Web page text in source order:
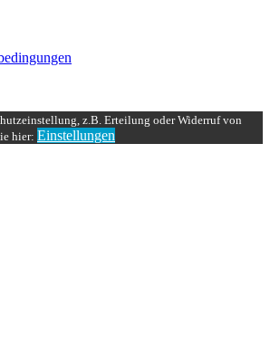
z.B. Erteilung oder Widerruf von
hier: Einstellungen